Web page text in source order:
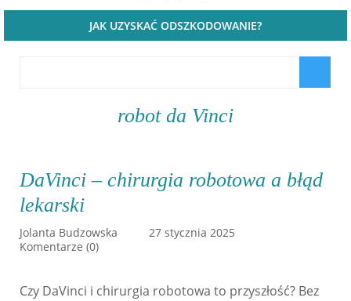
JAK UZYSKAĆ ODSZKODOWANIE?
robot da Vinci
DaVinci – chirurgia robotowa a błąd
lekarski
Jolanta Budzowska
27 stycznia 2025
Komentarze (0)
Czy DaVinci i chirurgia robotowa to przyszłość? Bez